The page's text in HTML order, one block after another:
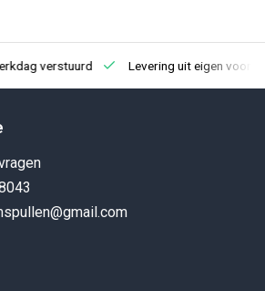
verstuurd Levering uit eigen